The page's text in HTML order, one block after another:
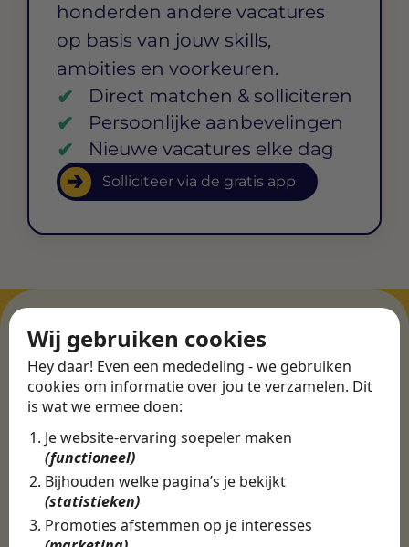
Wij gebruiken cookies
Hey daar! Even een mededeling - we gebruiken
cookies om informatie over jou te verzamelen. Dit
is wat we ermee doen:
Je website-ervaring soepeler maken
(functioneel)
Bijhouden welke pagina’s je bekijkt
(statistieken)
Promoties afstemmen op je interesses
honderden andere vacatures
op basis van jouw skills,
ambities en voorkeuren.
Direct matchen & solliciteren
Persoonlijke aanbevelingen
Nieuwe vacatures elke dag
Solliciteer via de gratis app
ERVARINGEN
Martijn vond een
nieuwe baan bij
CBEE
Door Swipe4Work heb ik op een hele
makkelijke, laagdrempelige manier eigenlijk